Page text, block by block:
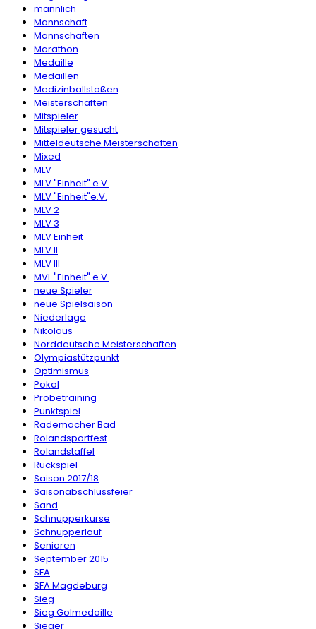
männlich
Mannschaft
Mannschaften
Marathon
Medaille
Medaillen
Medizinballstoßen
Meisterschaften
Mitspieler
Mitspieler gesucht
Mitteldeutsche Meisterschaften
Mixed
MLV
MLV "Einheit" e.V.
MLV "Einheit"e.V.
MLV 2
MLV 3
MLV Einheit
MLV II
MLV III
MVL "Einheit" e.V.
neue Spieler
neue Spielsaison
Niederlage
Nikolaus
Norddeutsche Meisterschaften
Olympiastützpunkt
Optimismus
Pokal
Probetraining
Punktspiel
Rademacher Bad
Rolandsportfest
Rolandstaffel
Rückspiel
Saison 2017/18
Saisonabschlussfeier
Sand
Schnupperkurse
Schnupperlauf
Senioren
September 2015
SFA
SFA Magdeburg
Sieg
Sieg Golmedaille
Sieger